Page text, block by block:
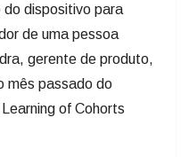
dispositivo para
de uma pessoa
gerente de produto,
mês passado do
of Cohorts